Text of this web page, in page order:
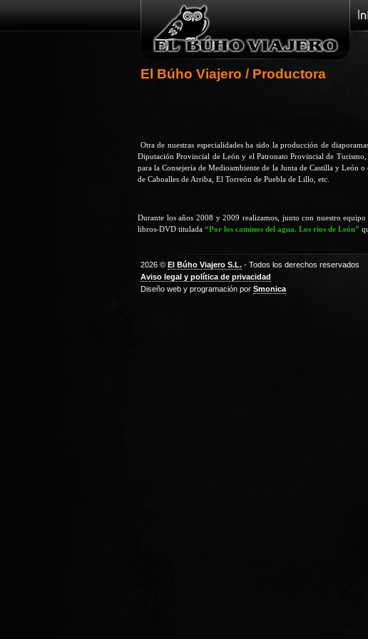
El Búho Viajero / Productora
Otra de nuestras especialidades ha sido la producción de
Diputación Provincial de León y el Patronato Provincial de
para la Consejería de Medioambiente de la Junta de Castilla y León
de Caboalles de Arriba, El Torreón de Puebla de Lillo, etc.
Durante los años 2008 y 2009 realizamos, junto con nuestro
libros-DVD titulada“Por los caminos del agua. Los ríos de León”
2026 © El Búho Viajero S.L. - Todos los derechos reservados
Aviso legal y política de privacidad
Diseño web y programación por Smonica